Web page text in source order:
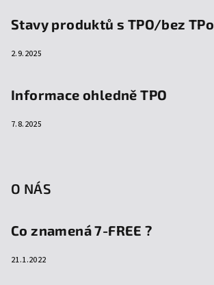
Stavy produktů s TPO/bez TPo
2.9.2025
Informace ohledně TPO
7.8.2025
O NÁS
Co znamená 7-FREE ?
21.1.2022